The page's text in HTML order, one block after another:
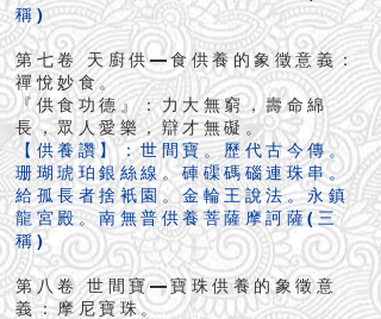
稱)
第七卷 天廚供—食供養的象徵意義：
禪悅妙食。
『供食功德』：力大無窮，壽命綿
長，眾人愛樂，辯才無礙。
【供養讚】：世間寶。歷代古今傳。
珊瑚琥珀銀絲線。硨磲碼碯連珠串。
給孤長者捨衹園。金輪王說法。永鎮
龍宮殿。南無普供養菩薩摩訶薩(三
稱)
第八卷 世間寶—寶珠供養的象徵意
義：摩尼寶珠。